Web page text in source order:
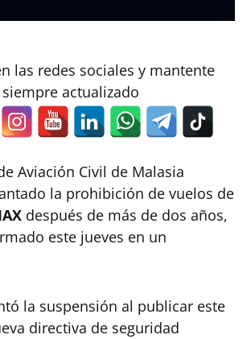
las redes sociales y mantente
siempre actualizado
Aviación Civil de Malasia
la prohibición de vuelos de
después de más de dos años,
este jueves en un
la suspensión al publicar este
directiva de seguridad